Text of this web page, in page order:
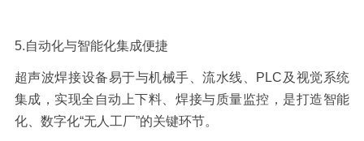
5.自动化与智能化集成便捷
超声波焊接设备易于与机械手、流水线、 PLC 及视觉系统
集成，实现全自动上下料、焊接与质量监控，是打造智能
化、数字化“无人工厂”的关键环节。